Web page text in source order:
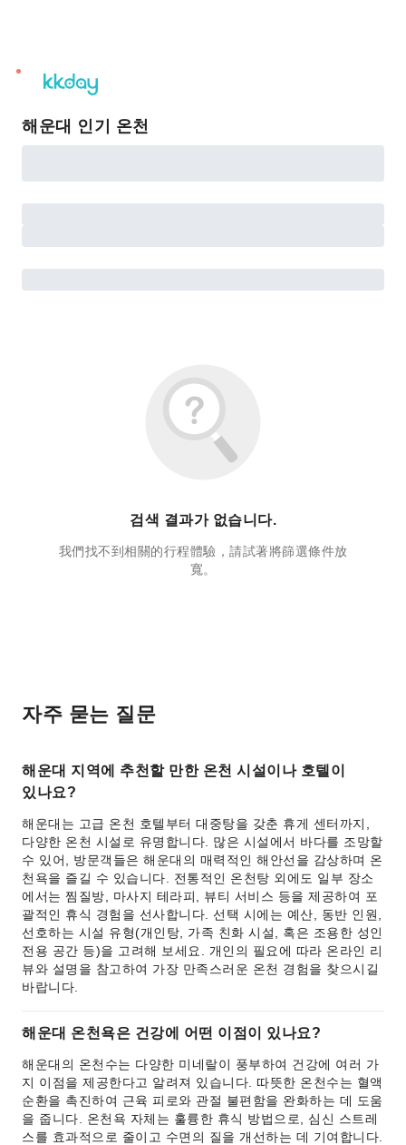
unread
notifications
해운대 인기 온천
검색 결과가 없습니다.
我們找不到相關的行程體驗，請試著將篩選條件放
寬。
자주 묻는 질문
해운대 지역에 추천할 만한 온천 시설이나 호텔이
있나요?
해운대는 고급 온천 호텔부터 대중탕을 갖춘 휴게 센터까지,
다양한 온천 시설로 유명합니다. 많은 시설에서 바다를 조망할
수 있어, 방문객들은 해운대의 매력적인 해안선을 감상하며 온
천욕을 즐길 수 있습니다. 전통적인 온천탕 외에도 일부 장소
에서는 찜질방, 마사지 테라피, 뷰티 서비스 등을 제공하여 포
괄적인 휴식 경험을 선사합니다. 선택 시에는 예산, 동반 인원,
선호하는 시설 유형(개인탕, 가족 친화 시설, 혹은 조용한 성인
전용 공간 등)을 고려해 보세요. 개인의 필요에 따라 온라인 리
뷰와 설명을 참고하여 가장 만족스러운 온천 경험을 찾으시길
바랍니다.
해운대 온천욕은 건강에 어떤 이점이 있나요?
해운대의 온천수는 다양한 미네랄이 풍부하여 건강에 여러 가
지 이점을 제공한다고 알려져 있습니다. 따뜻한 온천수는 혈액
순환을 촉진하여 근육 피로와 관절 불편함을 완화하는 데 도움
을 줍니다. 온천욕 자체는 훌륭한 휴식 방법으로, 심신 스트레
스를 효과적으로 줄이고 수면의 질을 개선하는 데 기여합니다.